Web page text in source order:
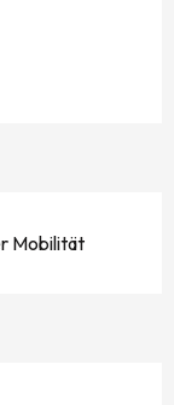
Mobilität